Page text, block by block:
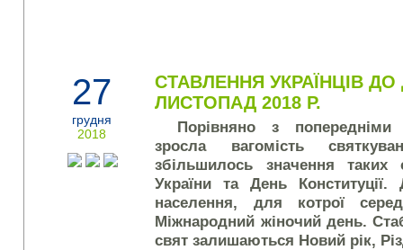
27
грудня
2018
СТАВЛЕННЯ УКРАЇНЦІВ
ЛИСТОПАД 2018 Р.
Порівняно з попередніми
зросла вагомість
збільшилось значення
України та День
населення, для котрої
Міжнародний жіночий день.
свят залишаються Новий рік,